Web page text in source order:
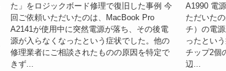
た」をロジックボード修理で復旧した事例 今
回ご依頼いただいたのは、MacBook Pro
A2141が使用中に突然電源が落ち、その後電
源が入らなくなったという症状でした。他の
修理業者にご相談されたものの原因を特定で
きず...
A1990 電
ただいた
チ）の電
ったとい
チップ2個
辺...